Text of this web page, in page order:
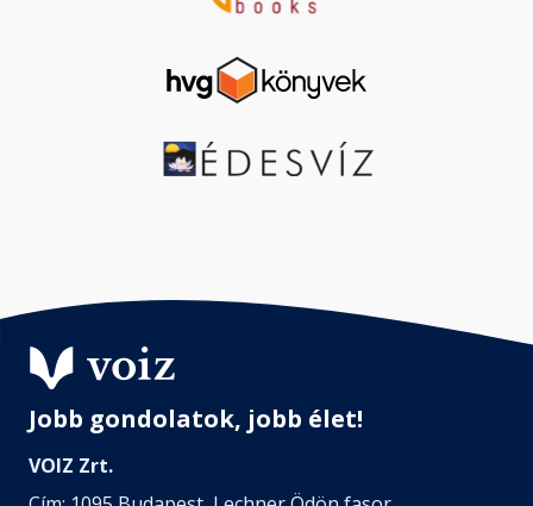
Jobb gondolatok, jobb élet!
VOIZ Zrt.